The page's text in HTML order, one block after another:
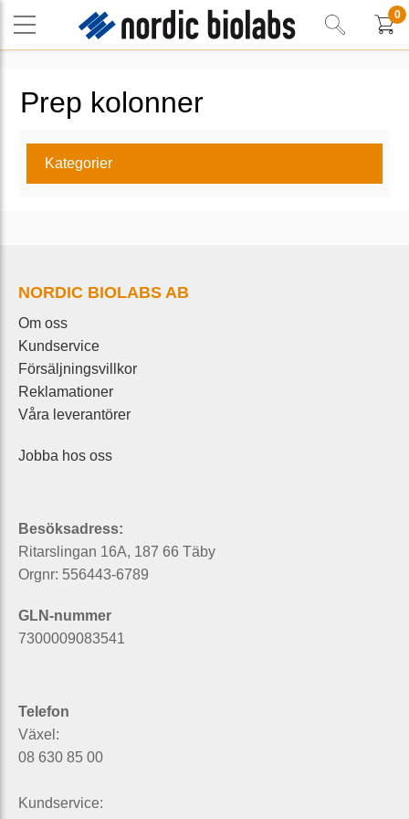
0
Prep kolonner
Kategorier
NORDIC BIOLABS AB
Om oss
Kundservice
Försäljningsvillkor
Reklamationer
Våra leverantörer
Jobba hos oss
Besöksadress:
Ritarslingan 16A, 187 66 Täby
Orgnr: 556443-6789
GLN-nummer
7300009083541
Telefon
Växel:
08 630 85 00
Kundservice: